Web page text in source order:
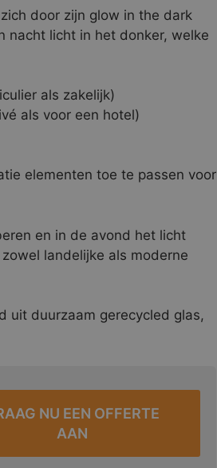
door zijn glow in the dark
nacht licht in het donker, welke
als zakelijk)
als voor een hotel)
elementen toe te passen voor
en in de avond het licht
landelijke als moderne
uit duurzaam gerecycled glas,
NU EEN OFFERTE
AAN